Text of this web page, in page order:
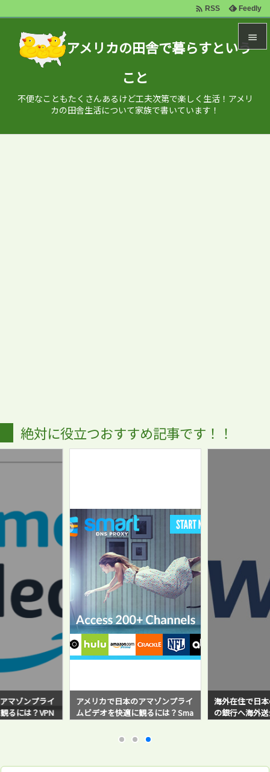


 RSS Feedly
アメリカの田舎で暮らすという
こと
不便なこともたくさんあるけど工夫次第で楽しく生活！アメリ
カの田舎生活について家族で書いています！
絶対に役立つおすすめ記事です！！
マゾンプライ
るには？VPN
じている方必
アメリカで日本のアマゾンプライ
ムビデオを快適に観るには？Sma
rt DNS Proxyサービスを使ってみ
たら超快適だった！
海外在住で日
の銀行へ海外
sferWise）の